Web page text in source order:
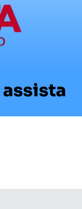
assista